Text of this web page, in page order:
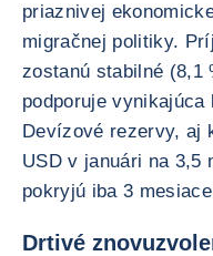
priaznivej
migračnej politiky.
zostanú stabilné (8,1
podporuje
Devízové rezervy, aj
USD v januári na 3,5
pokryjú iba 3
Drtivé